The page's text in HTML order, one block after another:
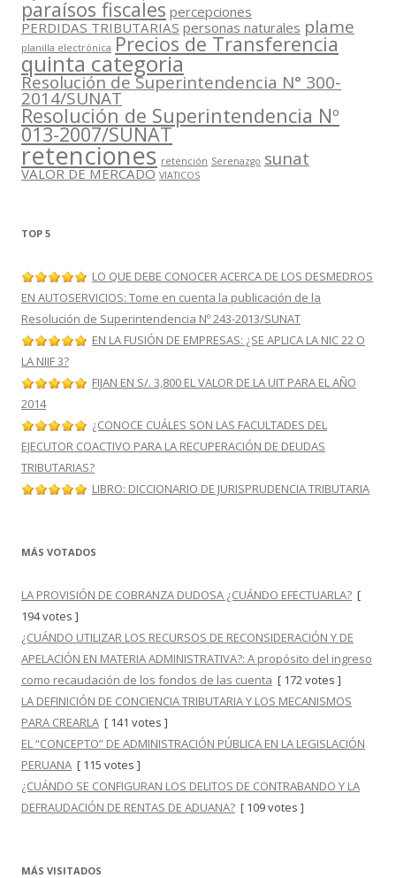
paraísos fiscales percepciones
PERDIDAS TRIBUTARIAS personas naturales plame
planilla electrónica Precios de Transferencia
quinta categoria
Resolución de Superintendencia N° 300-
2014/SUNAT
Resolución de Superintendencia Nº
013-2007/SUNAT
retenciones retención Serenazgo sunat
VALOR DE MERCADO VIATICOS
TOP 5
LO QUE DEBE CONOCER ACERCA DE LOS DESMEDROS
EN AUTOSERVICIOS: Tome en cuenta la publicación de la
Resolución de Superintendencia Nº 243-2013/SUNAT
EN LA FUSIÓN DE EMPRESAS: ¿SE APLICA LA NIC 22 O
LA NIIF 3?
FIJAN EN S/. 3,800 EL VALOR DE LA UIT PARA EL AÑO
2014
¿CONOCE CUÁLES SON LAS FACULTADES DEL
EJECUTOR COACTIVO PARA LA RECUPERACIÓN DE DEUDAS
TRIBUTARIAS?
LIBRO: DICCIONARIO DE JURISPRUDENCIA TRIBUTARIA
MÁS VOTADOS
LA PROVISIÓN DE COBRANZA DUDOSA ¿CUÁNDO EFECTUARLA? [
194 votes ]
¿CUÁNDO UTILIZAR LOS RECURSOS DE RECONSIDERACIÓN Y DE
APELACIÓN EN MATERIA ADMINISTRATIVA?: A propósito del ingreso
como recaudación de los fondos de las cuenta [ 172 votes ]
LA DEFINICIÓN DE CONCIENCIA TRIBUTARIA Y LOS MECANISMOS
PARA CREARLA [ 141 votes ]
EL “CONCEPTO” DE ADMINISTRACIÓN PÚBLICA EN LA LEGISLACIÓN
PERUANA [ 115 votes ]
¿CUÁNDO SE CONFIGURAN LOS DELITOS DE CONTRABANDO Y LA
DEFRAUDACIÓN DE RENTAS DE ADUANA? [ 109 votes ]
MÁS VISITADOS